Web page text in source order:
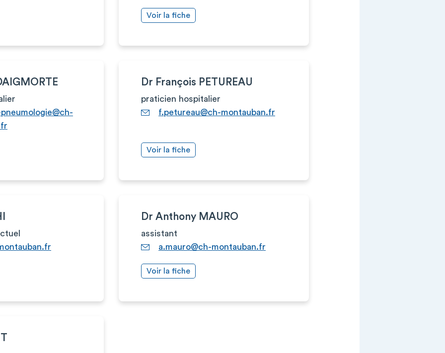
Voir la fiche
Dr François PETUREAU
praticien hospitalier
f.petureau@ch-montauban.fr
Voir la fiche
Dr Anthony MAURO
assistant
a.mauro@ch-montauban.fr
Voir la fiche